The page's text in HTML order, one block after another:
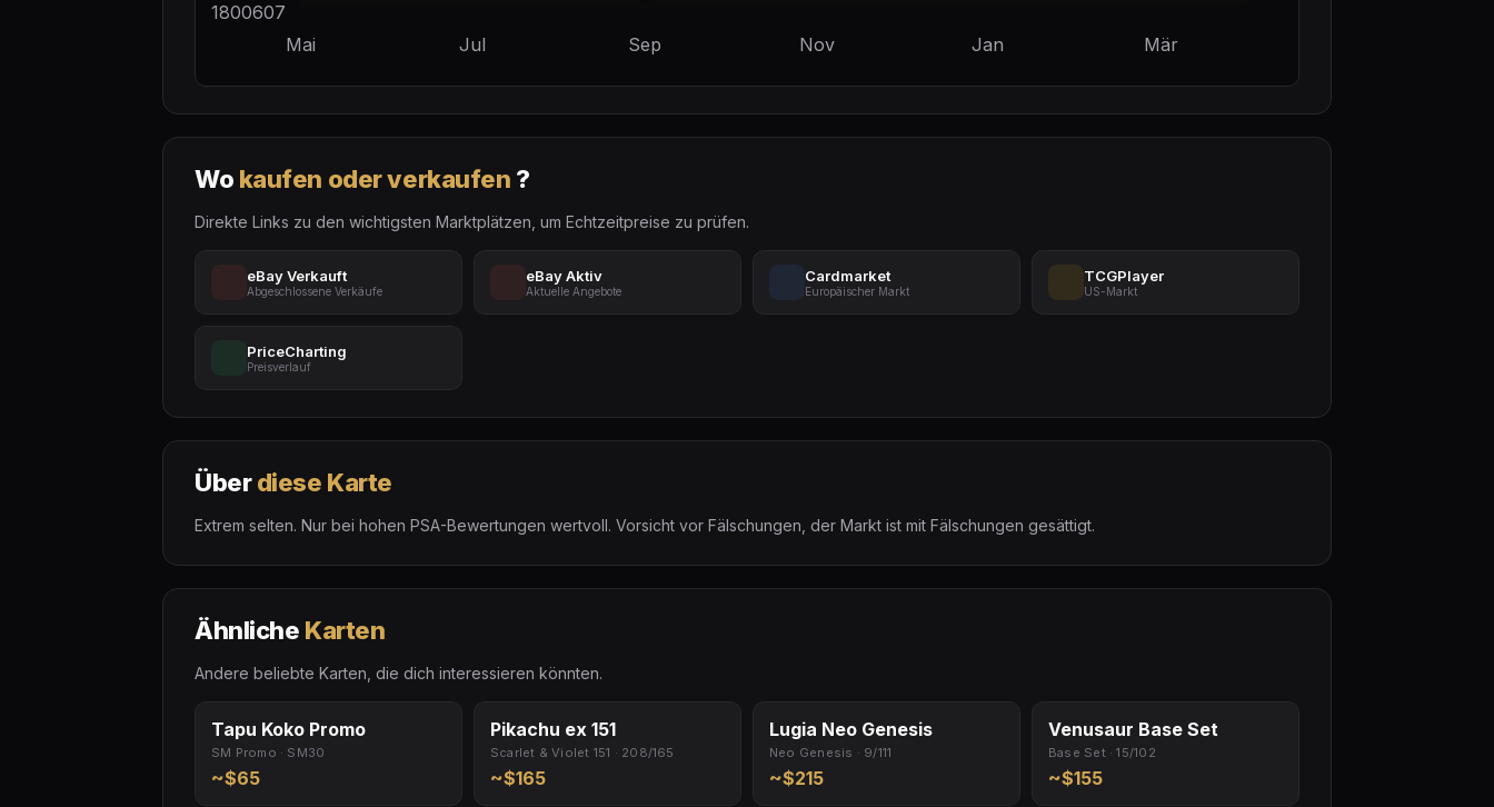
$1800607
Mai Jul Sep Nov Jan Mär
Wo kaufen oder verkaufen ?
Direkte Links zu den wichtigsten Marktplätzen, um Echtzeitpreise zu prüfen.
eBay Verkauft
Abgeschlossene Verkäufe
eBay Aktiv
Aktuelle Angebote
Cardmarket
Europäischer Markt
TCGPlayer
US-Markt
PriceCharting
Preisverlauf
Überdiese Karte
Extrem selten. Nur bei hohen PSA-Bewertungen wertvoll. Vorsicht vor Fälschungen, der Markt ist mit Fälschungen gesättigt.
Ähnliche Karten
Andere beliebte Karten, die dich interessieren könnten.
Tapu Koko Promo
SM Promo · SM30
~$65
Pikachu ex 151
Scarlet & Violet 151 · 208/165
~$165
Lugia Neo Genesis
Neo Genesis · 9/111
~$215
Venusaur Base Set
Base Set · 15/102
~$155